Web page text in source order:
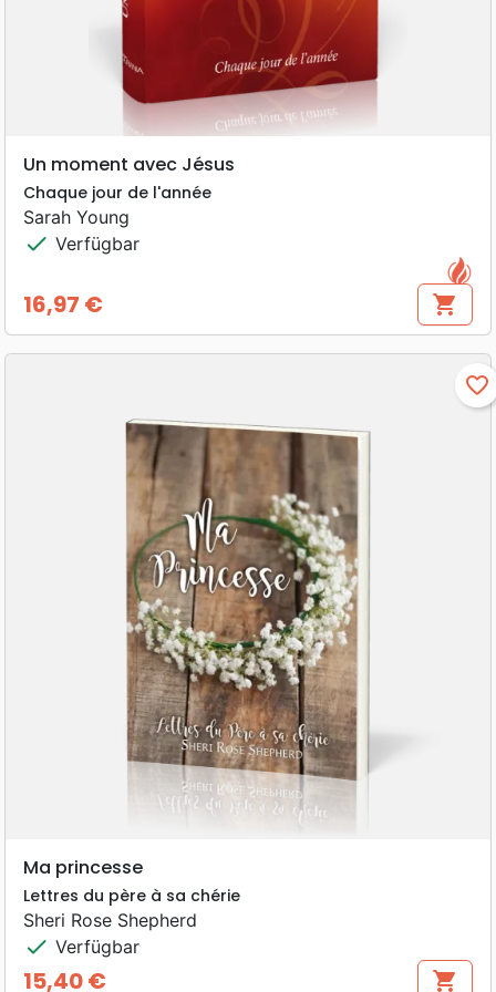
Un moment avec Jésus
Chaque jour de l'année
Sarah Young
check Verfügbar
Preis
16,97 € shopping_cart
favorite_border
Ma princesse
Lettres du père à sa chérie
Sheri Rose Shepherd
check Verfügbar
15,40 € shopping_cart